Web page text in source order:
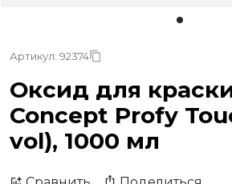
Артикул: 92374
Оксид для
Concept Profy
vol), 1000 мл